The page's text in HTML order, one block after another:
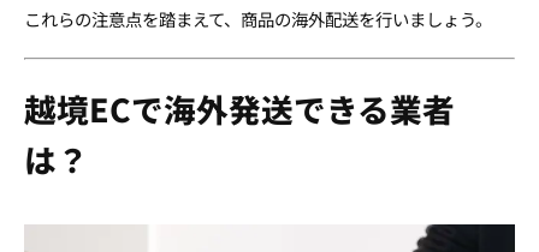
これらの注意点を踏まえて、商品の海外配送を行いましょう。
越境ECで海外発送できる業者
は？